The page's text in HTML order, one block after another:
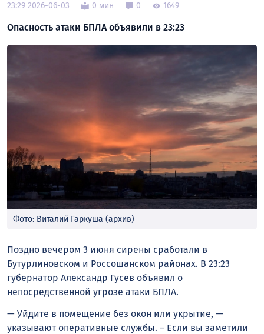
23:29 2026-06-03 0 мин 0 1649
Опасность атаки БПЛА объявили в 23:23
Фото: Виталий Гаркуша (архив)
Поздно вечером 3 июня сирены сработали в
Бутурлиновском и Россошанском районах. В 23:23
губернатор Александр Гусев объявил о
непосредственной угрозе атаки БПЛА.
— Уйдите в помещение без окон или укрытие, —
указывают оперативные службы. – Если вы заметили